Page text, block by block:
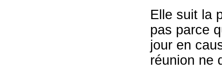
Elle suit la
pas parce
jour en
réunion ne